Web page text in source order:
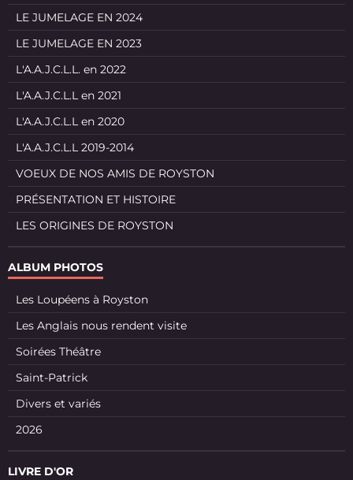
LE JUMELAGE EN 2024
LE JUMELAGE EN 2023
L'A.A.J.C.L.L. en 2022
L'A.A.J.C.L.L en 2021
L'A.A.J.C.L.L en 2020
L'A.A.J.C.L.L 2019-2014
VOEUX DE NOS AMIS DE ROYSTON
PRÉSENTATION ET HISTOIRE
LES ORIGINES DE ROYSTON
ALBUM PHOTOS
Les Loupéens à Royston
Les Anglais nous rendent visite
Soirées Théâtre
Saint-Patrick
Divers et variés
2026
LIVRE D'OR